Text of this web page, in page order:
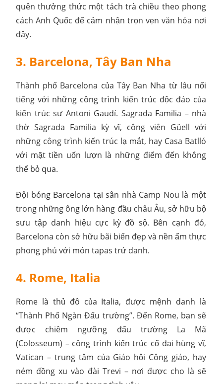
quên thưởng thức một tách trà chiều theo phong
cách Anh Quốc để cảm nhận trọn vẹn văn hóa nơi
đây.
3. Barcelona, Tây Ban Nha
Thành phố Barcelona của Tây Ban Nha từ lâu nổi
tiếng với những công trình kiến trúc độc đáo của
kiến trúc sư Antoni Gaudí. Sagrada Familia – nhà
thờ Sagrada Familia kỳ vĩ, công viên Güell với
những công trình kiến trúc lạ mắt, hay Casa Batlló
với mặt tiền uốn lượn là những điểm đến không
thể bỏ qua.
Đội bóng Barcelona tại sân nhà Camp Nou là một
trong những ông lớn hàng đầu châu Âu, sở hữu bộ
sưu tập danh hiệu cực kỳ đồ sộ. Bên cạnh đó,
Barcelona còn sở hữu bãi biển đẹp và nền ẩm thực
phong phú với món tapas trứ danh.
4. Rome, Italia
Rome là thủ đô của Italia, được mệnh danh là
“Thành Phố Ngàn Đấu trường”. Đến Rome, bạn sẽ
được chiêm ngưỡng đấu trường La Mã
(Colosseum) – công trình kiến trúc cổ đại hùng vĩ,
Vatican – trung tâm của Giáo hội Công giáo, hay
ném đồng xu vào đài Trevi – nơi được cho là sẽ